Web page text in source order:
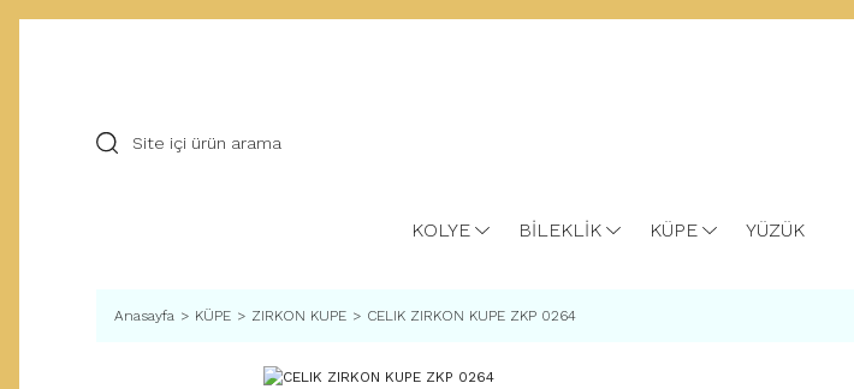
KOLYE BİLEKLİK KÜPE YÜZÜK
Anasayfa KÜPE ZIRKON KUPE CELIK ZIRKON KUPE ZKP 0264